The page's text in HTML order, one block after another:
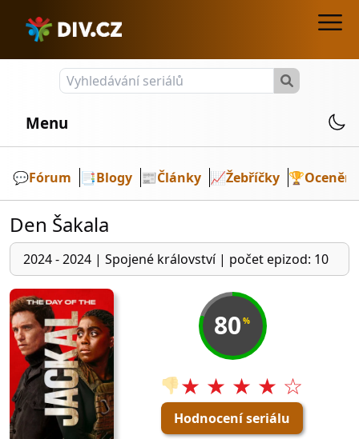
Menu
💬️Fórum 📑Blogy 📰Články 📈Žebříčky 🏆Ocenění
Den Šakala
2024 - 2024 | Spojené království| počet epizod: 10
80 %
👎★ ★ ★ ★ ☆
Hodnocení seriálu